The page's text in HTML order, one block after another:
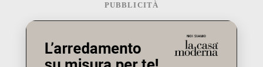
PUBBLICITÀ